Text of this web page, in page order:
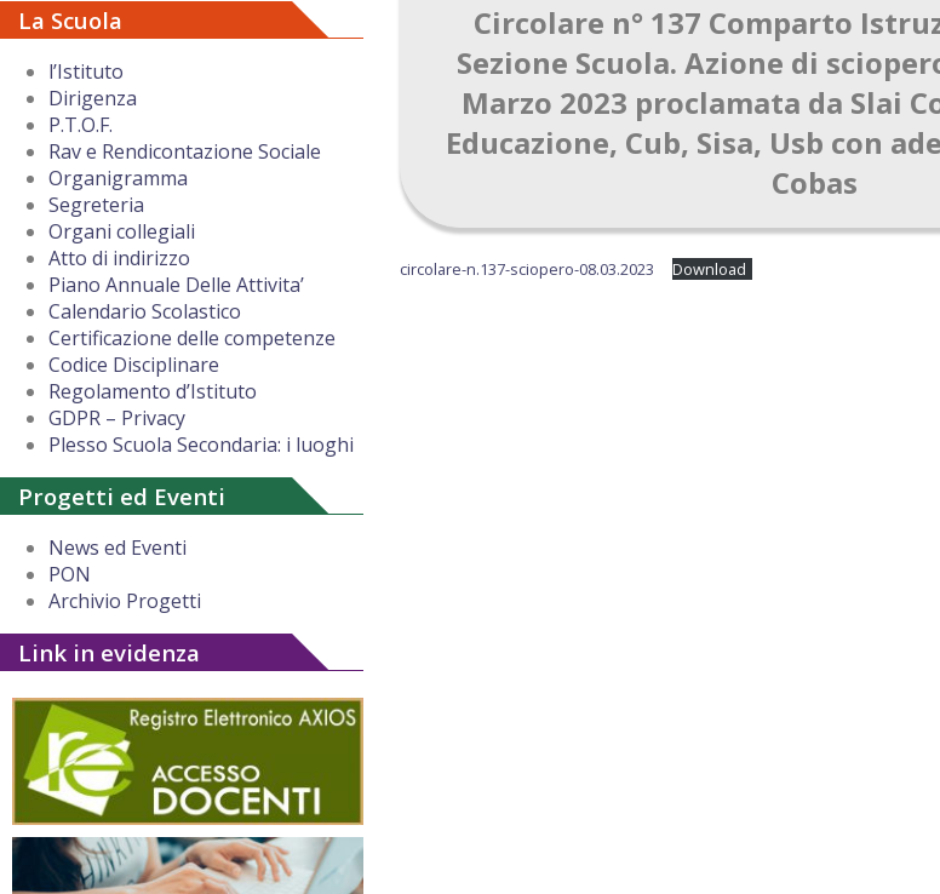
La Scuola
l’Istituto
Dirigenza
P.T.O.F.
Rav e Rendicontazione Sociale
Organigramma
Segreteria
Organi collegiali
Atto di indirizzo
Piano Annuale Delle Attivita’
Calendario Scolastico
Certificazione delle competenze
Codice Disciplinare
Regolamento d’Istituto
GDPR – Privacy
Plesso Scuola Secondaria: i luoghi
Progetti ed Eventi
News ed Eventi
PON
Archivio Progetti
Link in evidenza
Circolare n° 137 Comparto
Sezione Scuola. Azione di
Marzo 2023 proclamata da Slai
Educazione, Cub, Sisa, Usb con
Cobas
circolare-n.137-sciopero-08.03.2023 Download